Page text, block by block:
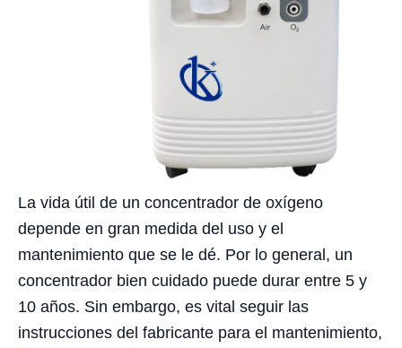
La vida útil de un concentrador de oxígeno
depende en gran medida del uso y el
mantenimiento que se le dé. Por lo general, un
concentrador bien cuidado puede durar entre 5 y
10 años. Sin embargo, es vital seguir las
instrucciones del fabricante para el mantenimiento,